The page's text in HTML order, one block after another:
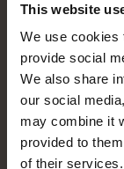
This website
We use cookies
provide social
We also share
our social
may combine it
provided to
of their services.
Das
entscheidend
einfache
medizinisches